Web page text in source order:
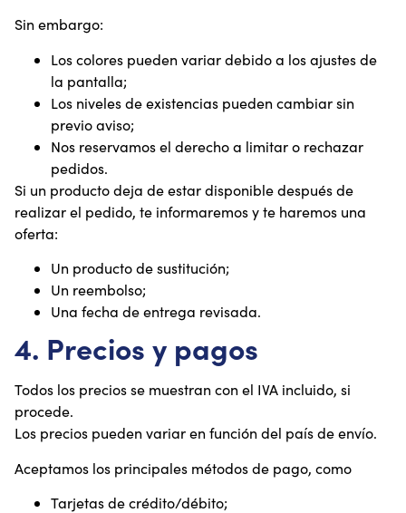
Sin embargo:
Los colores pueden variar debido a los ajustes de
la pantalla;
Los niveles de existencias pueden cambiar sin
previo aviso;
Nos reservamos el derecho a limitar o rechazar
pedidos.
Si un producto deja de estar disponible después de
realizar el pedido, te informaremos y te haremos una
oferta:
Un producto de sustitución;
Un reembolso;
Una fecha de entrega revisada.
4. Precios y pagos
Todos los precios se muestran con el IVA incluido, si
procede.
Los precios pueden variar en función del país de envío.
Aceptamos los principales métodos de pago, como
Tarjetas de crédito/débito;